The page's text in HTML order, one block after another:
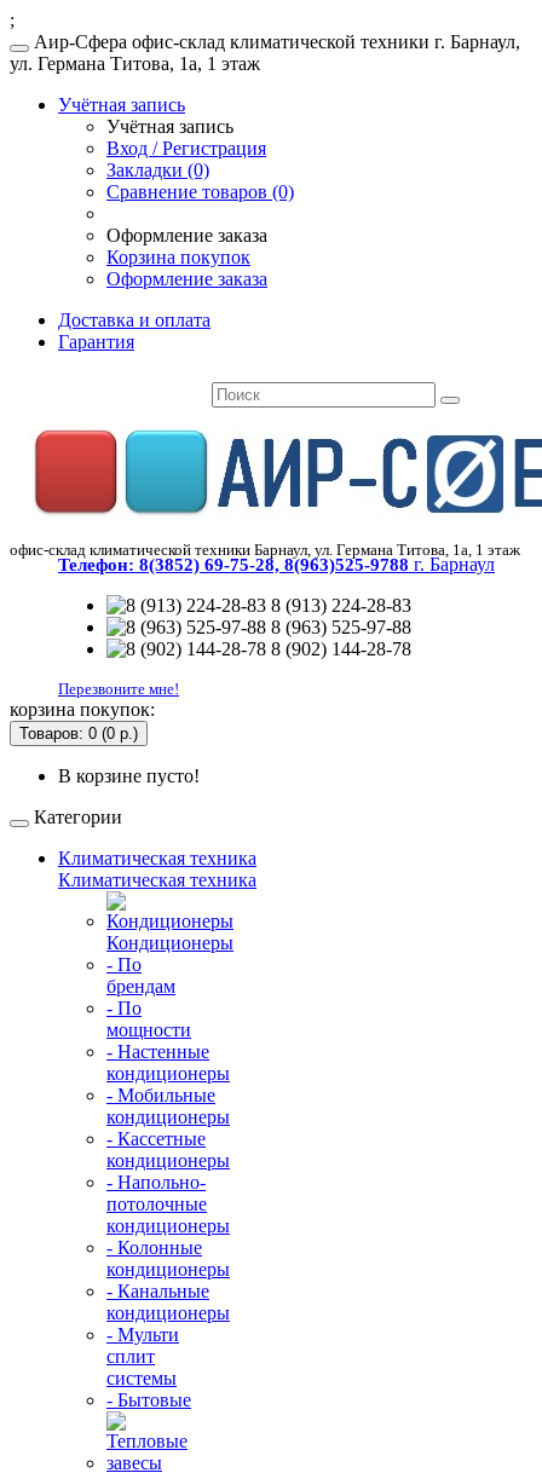
;
Аир-Сфера офис-склад климатической техники г. Барнаул,
ул. Германа Титова, 1а, 1 этаж
Учётная запись
Учётная запись
Вход / Регистрация
Закладки (0)
Сравнение товаров (0)
Оформление заказа
Корзина покупок
Оформление заказа
Доставка и оплата
Гарантия
офис-склад климатической техники Барнаул, ул. Германа Титова, 1а, 1 этаж
Телефон: 8(3852) 69-75-28, 8(963)525-9788 г. Барнаул
8 (913) 224-28-83
8 (963) 525-97-88
8 (902) 144-28-78
Перезвоните мне!
корзина покупок:
Товаров: 0 (0 р.)
В корзине пусто!
Категории
Климатическая техника
Климатическая техника
Кондиционеры
- По
брендам
- По
мощности
- Настенные
кондиционеры
- Мобильные
кондиционеры
- Кассетные
кондиционеры
- Напольно-
потолочные
кондиционеры
- Колонные
кондиционеры
- Канальные
кондиционеры
- Мульти
сплит
системы
- Бытовые